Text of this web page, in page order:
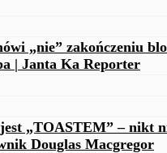
„nie” zakończeniu
| Janta Ka Reporter
„TOASTEM” – nikt
Douglas Macgregor